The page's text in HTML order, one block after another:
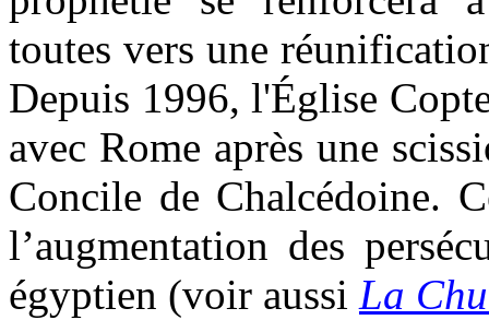
toutes vers une
Depuis 1996, l'Église
avec Rome après une
Concile de Chalcédoine.
l’augmentation des
égyptien (voir aussi La